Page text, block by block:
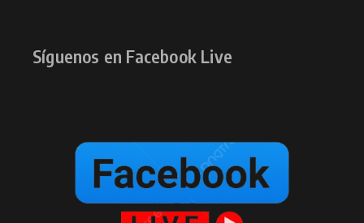
Síguenos en Facebook Live